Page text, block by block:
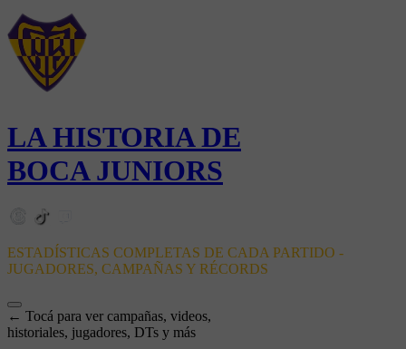
LA HISTORIA DE
BOCA JUNIORS
ESTADÍSTICAS COMPLETAS DE CADA PARTIDO -
JUGADORES, CAMPAÑAS Y RÉCORDS
← Tocá para ver campañas, videos,
historiales, jugadores, DTs y más